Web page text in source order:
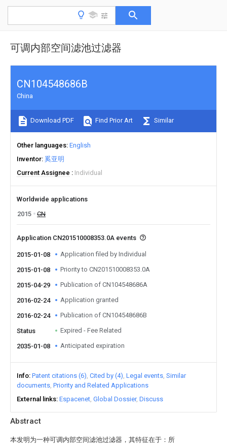
可调内部空间滤池过滤器
Abstract
本发明为一种可调内部空间滤池过滤器，其特征在于：所
CN104548686B
China
Download PDF Find Prior Art Similar
Other languages English
Inventor 奚亚明
Current Assignee
Individual
Worldwide applications
2015
CN
Application CN201510008353.0A events
2015-01-08 Application filed by Individual
2015-01-08 Priority to CN201510008353.0A
2015-04-29 Publication of CN104548686A
2016-02-24 Application granted
2016-02-24 Publication of CN104548686B
Status Expired - Fee Related
2035-01-08 Anticipated expiration
Info Patent citations (6) Cited by (4) Legal events Similar
documents Priority and Related Applications
External links Espacenet Global Dossier Discuss